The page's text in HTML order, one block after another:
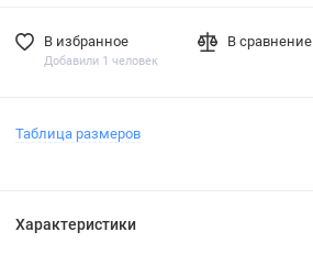
В избранное
Добавили 1 человек
В сравнение
Таблица размеров
Характеристики